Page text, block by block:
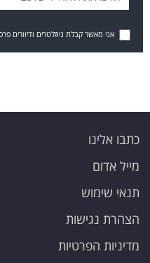
אני מאשר קבלת ניוזלטרים ודיוורים
כתבו אלינו
מייל אדום
תנאי שימוש
הצהרת נגישות
מדיניות הפרטיות